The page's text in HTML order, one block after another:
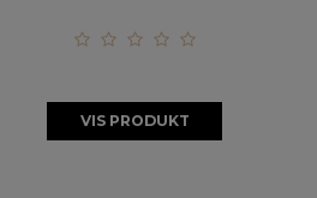
VIS PRODUKT